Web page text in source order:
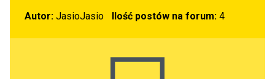
Autor: JasioJasio Ilość postów na forum:4